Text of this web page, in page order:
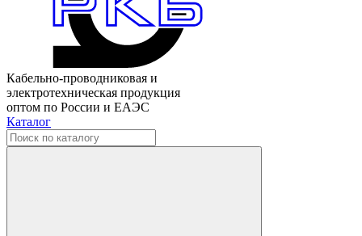
Кабельно-проводниковая и
электротехническая продукция
оптом по России и ЕАЭС
Каталог